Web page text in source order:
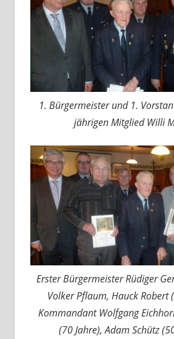
1. Bürgermeister und 1.
jährigen Mitglied Willi
Erster Bürgermeister Rüdiger
Volker Pflaum, Hauck Robert
Kommandant Wolfgang
(70 Jahre), Adam Schütz